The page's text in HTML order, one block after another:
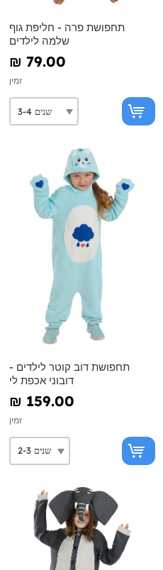
תחפושת פרה - חליפת גוף
שלמה לילדים
₪‎ 79.00
זמין
תחפושת דוב קוטר לילדים -
דובוני אכפת לי
₪‎ 159.00
זמין